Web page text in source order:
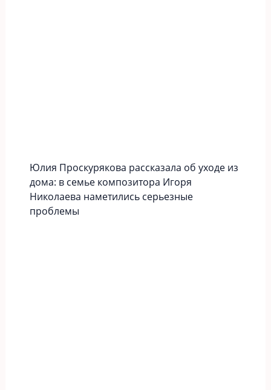
Юлия Проскурякова рассказала об уходе из
дома: в семье композитора Игоря
Николаева наметились серьезные
проблемы